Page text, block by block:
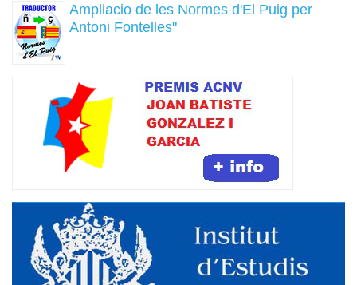
Ampliacio de les Normes d'El Puig per
Antoni Fontelles"